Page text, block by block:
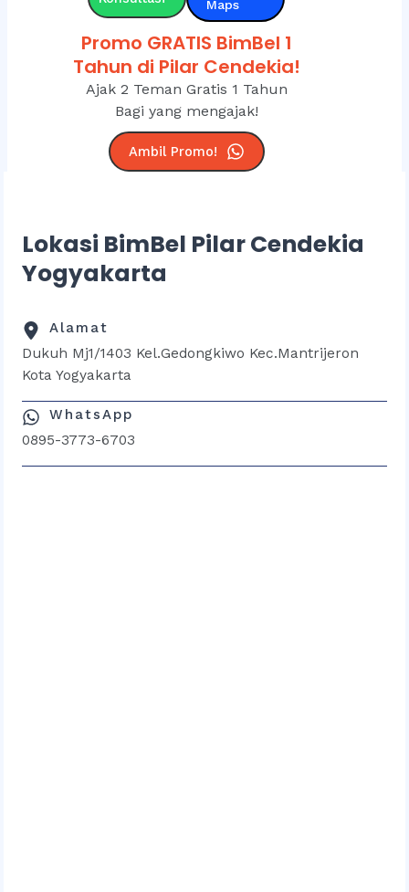
Maps
Promo GRATIS BimBel 1
Tahun di Pilar Cendekia!
Ajak 2 Teman Gratis 1 Tahun
Bagi yang mengajak!
Ambil Promo!
Lokasi BimBel Pilar Cendekia
Yogyakarta
Alamat
Dukuh Mj1/1403 Kel.Gedongkiwo Kec.Mantrijeron
Kota Yogyakarta
WhatsApp
0895-3773-6703